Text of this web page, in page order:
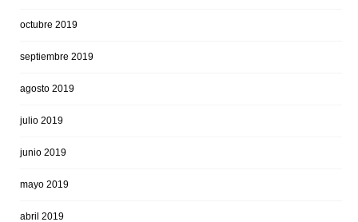
octubre 2019
septiembre 2019
agosto 2019
julio 2019
junio 2019
mayo 2019
abril 2019